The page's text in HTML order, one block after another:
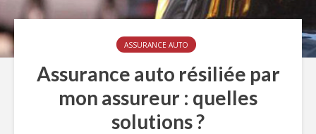
ASSURANCE AUTO
Assurance auto résiliée par
mon assureur : quelles
solutions ?